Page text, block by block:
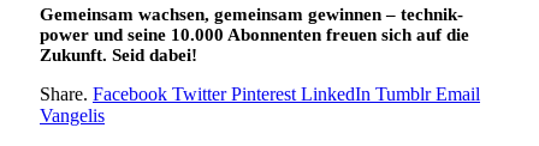
Gemeinsam wachsen, gemeinsam gewinnen – technik-
power und seine 10.000 Abonnenten freuen sich auf die
Zukunft. Seid dabei!
Share. Facebook Twitter Pinterest LinkedIn Tumblr Email
Vangelis